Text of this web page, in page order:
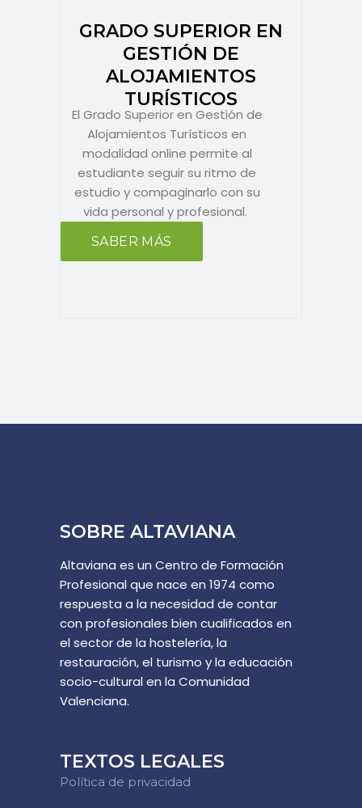
GRADO SUPERIOR EN
GESTIÓN DE
ALOJAMIENTOS
TURÍSTICOS
El Grado Superior en Gestión de
Alojamientos Turísticos en
modalidad online permite al
estudiante seguir su ritmo de
estudio y compaginarlo con su
vida personal y profesional.
SABER MÁS
SOBRE ALTAVIANA
Altaviana es un Centro de Formación
Profesional que nace en 1974 como
respuesta a la necesidad de contar
con profesionales bien cualificados en
el sector de la hostelería, la
restauración, el turismo y la educación
socio-cultural en la Comunidad
Valenciana.
TEXTOS LEGALES
Política de privacidad